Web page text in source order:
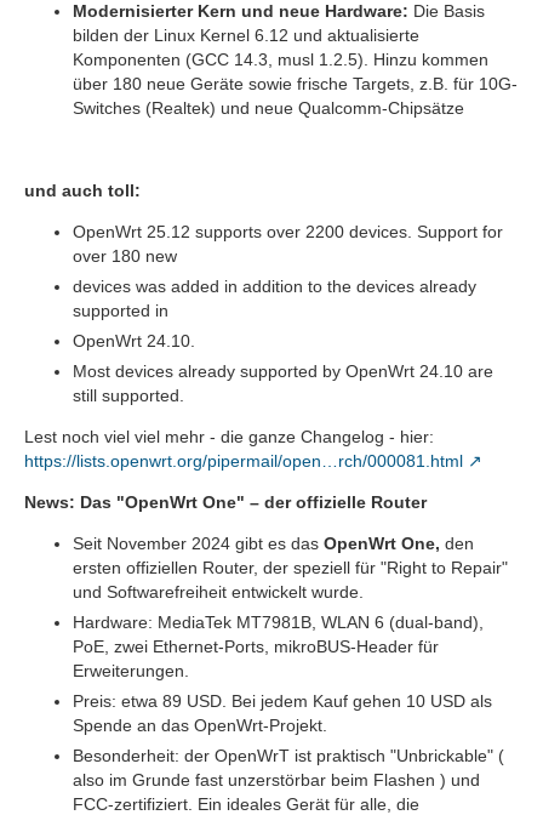
Modernisierter Kern und neue Hardware: Die Basis
bilden der Linux Kernel 6.12 und aktualisierte
Komponenten (GCC 14.3, musl 1.2.5). Hinzu kommen
über 180 neue Geräte sowie frische Targets, z.B. für 10G-
Switches (Realtek) und neue Qualcomm-Chipsätze
und auch toll:
OpenWrt 25.12 supports over 2200 devices. Support for
over 180 new
devices was added in addition to the devices already
supported in
OpenWrt 24.10.
Most devices already supported by OpenWrt 24.10 are
still supported.
Lest noch viel viel mehr - die ganze Changelog - hier:
https://lists.openwrt.org/pipermail/open…rch/000081.html
News: Das "OpenWrt One" – der offizielle Router
Seit November 2024 gibt es das OpenWrt One, den
ersten offiziellen Router, der speziell für "Right to Repair"
und Softwarefreiheit entwickelt wurde.
Hardware: MediaTek MT7981B, WLAN 6 (dual-band),
PoE, zwei Ethernet-Ports, mikroBUS-Header für
Erweiterungen.
Preis: etwa 89 USD. Bei jedem Kauf gehen 10 USD als
Spende an das OpenWrt-Projekt.
Besonderheit: der OpenWrT ist praktisch "Unbrickable" (
also im Grunde fast unzerstörbar beim Flashen ) und
FCC-zertifiziert. Ein ideales Gerät für alle, die